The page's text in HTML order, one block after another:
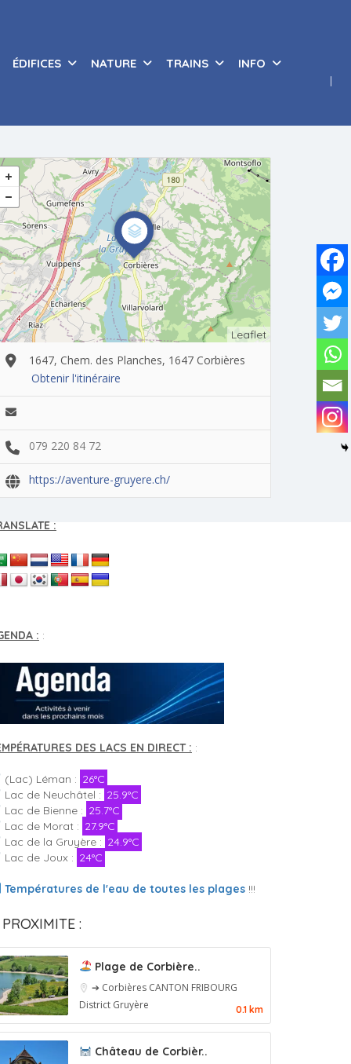
ÉDIFICES NATURE TRAINS INFO
Leaflet
1647, Chem. des Planches, 1647 Corbières
Obtenir l'itinéraire
079 220 84 72
https://aventure-gruyere.ch/
:
: :
DES LACS EN DIRECT : :
(Lac) Léman : 26°C
Lac de Neuchâtel : 25.9°C
Lac de Bienne : 25.7°C
Lac de Morat : 27.9°C
Lac de la Gruyère : 24.9°C
Lac de Joux : 24°C
Températures de l'eau de toutes les plages!!!
:
Plage de Corbière..
➔ Corbières CANTON FRIBOURG
District Gruyère
0.1 km
Château de Corbièr..